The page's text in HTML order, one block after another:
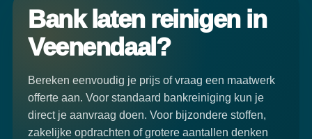
Bank laten reinigen in
Veenendaal?
Bereken eenvoudig je prijs of vraag een maatwerk
offerte aan. Voor standaard bankreiniging kun je
direct je aanvraag doen. Voor bijzondere stoffen,
zakelijke opdrachten of grotere aantallen denken